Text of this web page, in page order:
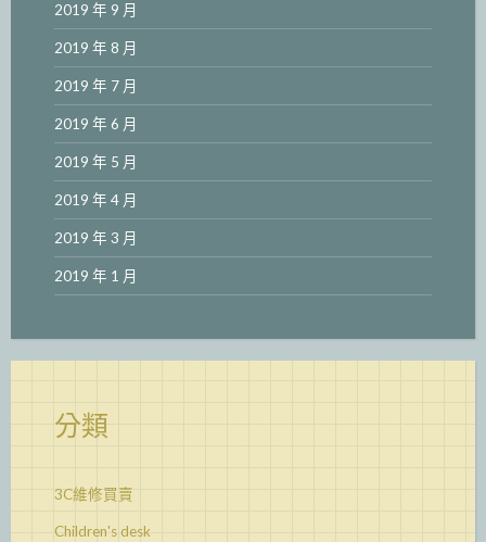
2019 年 9 月
2019 年 8 月
2019 年 7 月
2019 年 6 月
2019 年 5 月
2019 年 4 月
2019 年 3 月
2019 年 1 月
分類
3C維修買賣
Children's desk